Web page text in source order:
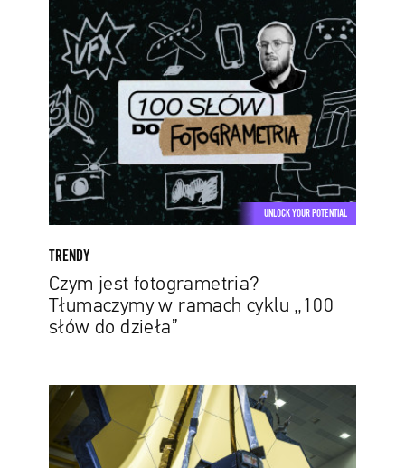
Czym
jest
fotogrametria?
Tłumaczymy
w
ramach
cyklu
„100
słów
do
dzieła”
UNLOCK YOUR POTENTIAL
TRENDY
Czym jest fotogrametria?
Tłumaczymy w ramach cyklu „100
słów do dzieła”
Gwiezdna
mozaika.
NASA
udostępnia